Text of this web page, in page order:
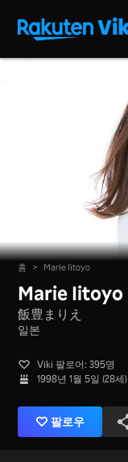
홈 > Marie Iitoyo
Marie Iitoyo
飯豊まりえ
일본
Viki 팔로어: 395명
1998년 1월 5일 (28세)
팔로우